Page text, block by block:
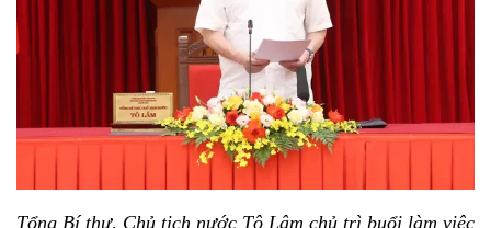
Tổng Bí thư, Chủ tịch nước Tô Lâm chủ trì buổi làm việc